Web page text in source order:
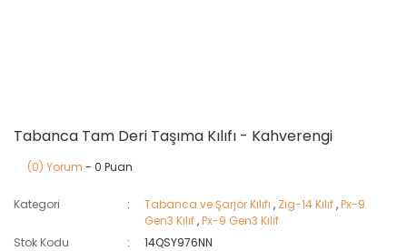
Tabanca Tam Deri Taşıma Kılıfı - Kahverengi
(0) Yorum - 0 Puan
Kategori Tabanca ve Şarjör Kılıfı , Zig-14 Kılıf,Px-9
Gen3 Kılıf,Px-9 Gen3 Kılıf
Stok Kodu
14QSY976NN